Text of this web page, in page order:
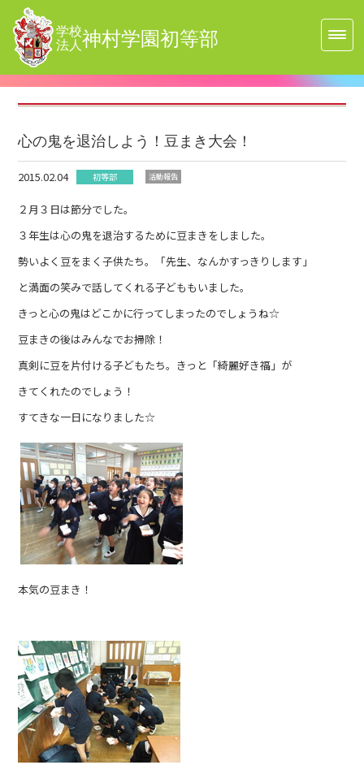
学校
法人神村学園初等部
心の鬼を退治しよう！豆まき大会！
2015.02.04 初等部 活動報告
２月３日は節分でした。
３年生は心の鬼を退治するために豆まきをしました。
勢いよく豆をまく子供たち。「先生、なんかすっきりします」
と満面の笑みで話してくれる子どももいました。
きっと心の鬼はどこかに行ってしまったのでしょうね☆
豆まきの後はみんなでお掃除！
真剣に豆を片付ける子どもたち。きっと「綺麗好き福」が
きてくれたのでしょう！
すてきな一日になりました☆
本気の豆まき！